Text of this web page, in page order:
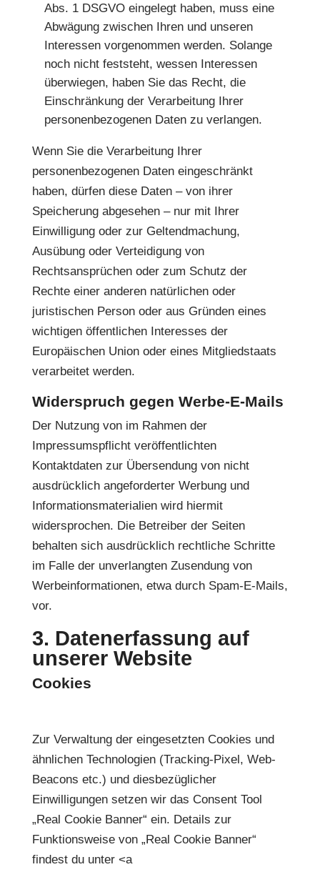
Abs. 1 DSGVO eingelegt haben, muss eine
Abwägung zwischen Ihren und unseren
Interessen vorgenommen werden. Solange
noch nicht feststeht, wessen Interessen
überwiegen, haben Sie das Recht, die
Einschränkung der Verarbeitung Ihrer
personenbezogenen Daten zu verlangen.
Wenn Sie die Verarbeitung Ihrer
personenbezogenen Daten eingeschränkt
haben, dürfen diese Daten – von ihrer
Speicherung abgesehen – nur mit Ihrer
Einwilligung oder zur Geltendmachung,
Ausübung oder Verteidigung von
Rechtsansprüchen oder zum Schutz der
Rechte einer anderen natürlichen oder
juristischen Person oder aus Gründen eines
wichtigen öffentlichen Interesses der
Europäischen Union oder eines Mitgliedstaats
verarbeitet werden.
Widerspruch gegen Werbe-E-Mails
Der Nutzung von im Rahmen der
Impressumspflicht veröffentlichten
Kontaktdaten zur Übersendung von nicht
ausdrücklich angeforderter Werbung und
Informationsmaterialien wird hiermit
widersprochen. Die Betreiber der Seiten
behalten sich ausdrücklich rechtliche Schritte
im Falle der unverlangten Zusendung von
Werbeinformationen, etwa durch Spam-E-Mails,
vor.
3. Datenerfassung auf
unserer Website
Cookies
Zur Verwaltung der eingesetzten Cookies und
ähnlichen Technologien (Tracking-Pixel, Web-
Beacons etc.) und diesbezüglicher
Einwilligungen setzen wir das Consent Tool
„Real Cookie Banner“ ein. Details zur
Funktionsweise von „Real Cookie Banner“
findest du unter <a